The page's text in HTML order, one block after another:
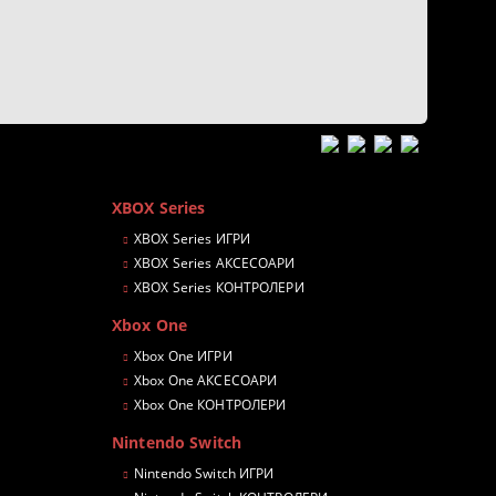
XBOX Series
XBOX Series ИГРИ
XBOX Series АКСЕСОАРИ
XBOX Series КОНТРОЛЕРИ
Xbox One
Xbox One ИГРИ
Xbox One АКСЕСОАРИ
Xbox One КОНТРОЛЕРИ
Nintendo Switch
Nintendo Switch ИГРИ